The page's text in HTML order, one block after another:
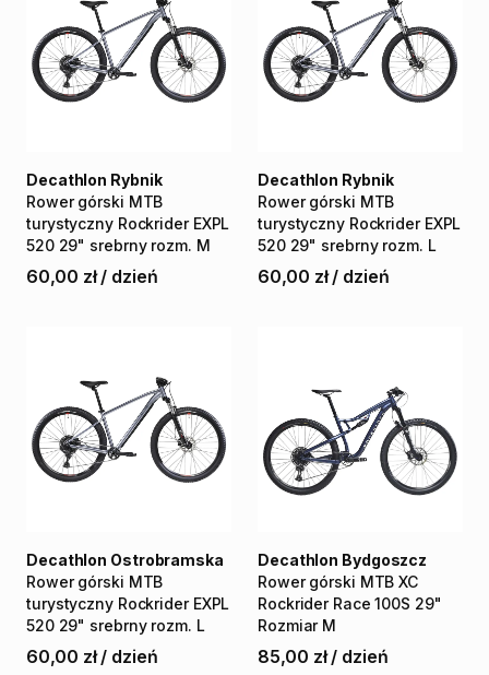
Rower górski MTB
turystyczny Rockrider EXPL
520 29" srebrny rozm. M
Decathlon Rybnik
60,00 zł / dzień
Rower górski MTB
turystyczny Rockrider EXPL
520 29" srebrny rozm. L
Decathlon Rybnik
60,00 zł / dzień
Rower górski MTB
turystyczny Rockrider EXPL
520 29" srebrny rozm. L
Decathlon Ostrobramska
60,00 zł / dzień
Rower górski MTB XC
Rockrider Race 100S 29"
Rozmiar M
Decathlon Bydgoszcz
85,00 zł / dzień